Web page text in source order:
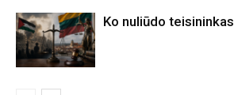
Ko nuliūdo teisininkas